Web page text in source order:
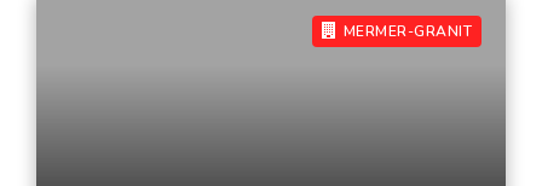
MERMER-GRANIT